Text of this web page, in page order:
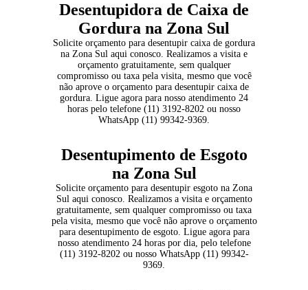
Desentupidora de Caixa de
Gordura na Zona Sul
Solicite orçamento para desentupir caixa de gordura
na Zona Sul aqui conosco. Realizamos a visita e
orçamento gratuitamente, sem qualquer
compromisso ou taxa pela visita, mesmo que você
não aprove o orçamento para desentupir caixa de
gordura. Ligue agora para nosso atendimento 24
horas pelo telefone (11) 3192-8202 ou nosso
WhatsApp (11) 99342-9369.
Desentupimento de Esgoto
na Zona Sul
Solicite orçamento para desentupir esgoto na Zona
Sul aqui conosco. Realizamos a visita e orçamento
gratuitamente, sem qualquer compromisso ou taxa
pela visita, mesmo que você não aprove o orçamento
para desentupimento de esgoto. Ligue agora para
nosso atendimento 24 horas por dia, pelo telefone
(11) 3192-8202 ou nosso WhatsApp (11) 99342-
9369.